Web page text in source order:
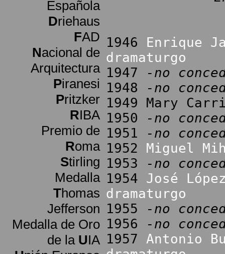
Española
Driehaus
FAD
Nacional de
Arquitectura
Piranesi
Pritzker
RIBA
Premio de
Roma
Stirling
Medalla
Thomas
Jefferson
Medalla de Oro
de la UIA
1946 Enrique
dramaturgo
1947
-no
1948
-no
1949 Mary
1950
-no
1951
-no
1952 Miguel
1953
-no
1954 José
dramaturgo
1955
-no
1956
-no
1957 Antonio